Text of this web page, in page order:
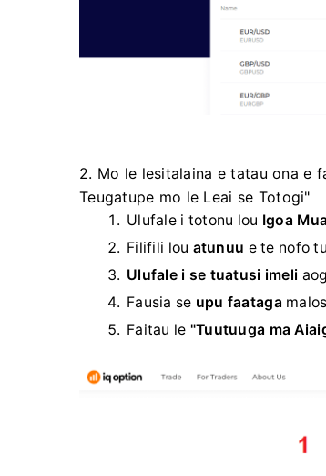
2. Mo le lesitalaina e tatau ona e
Teugatupe mo le Leai se Totogi"
Ulufale i totonu lou Igoa
Filifili lou atunuu e te nofo
Ulufale i se tuatusi imeli
Fausia se upu faataga
Faitau le "Tuutuuga ma